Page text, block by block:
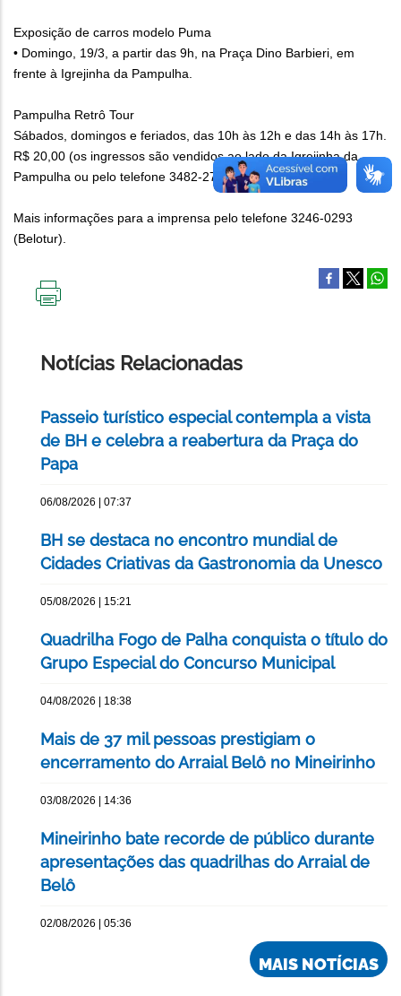
Exposição de carros modelo Puma
• Domingo, 19/3, a partir das 9h, na Praça Dino Barbieri, em
frente à Igrejinha da Pampulha.
Pampulha Retrô Tour
Sábados, domingos e feriados, das 10h às 12h e das 14h às 17h.
R$ 20,00 (os ingressos são vendidos ao lado da Igrejinha da
Pampulha ou pelo telefone 3482-2739)
Mais informações para a imprensa pelo telefone 3246-0293
(Belotur).
Notícias Relacionadas
Passeio turístico especial contempla a vista
de BH e celebra a reabertura da Praça do
Papa
06/08/2026 | 07:37
BH se destaca no encontro mundial de
Cidades Criativas da Gastronomia da Unesco
05/08/2026 | 15:21
Quadrilha Fogo de Palha conquista o título do
Grupo Especial do Concurso Municipal
04/08/2026 | 18:38
Mais de 37 mil pessoas prestigiam o
encerramento do Arraial Belô no Mineirinho
03/08/2026 | 14:36
Mineirinho bate recorde de público durante
apresentações das quadrilhas do Arraial de
Belô
02/08/2026 | 05:36
MAIS NOTÍCIAS